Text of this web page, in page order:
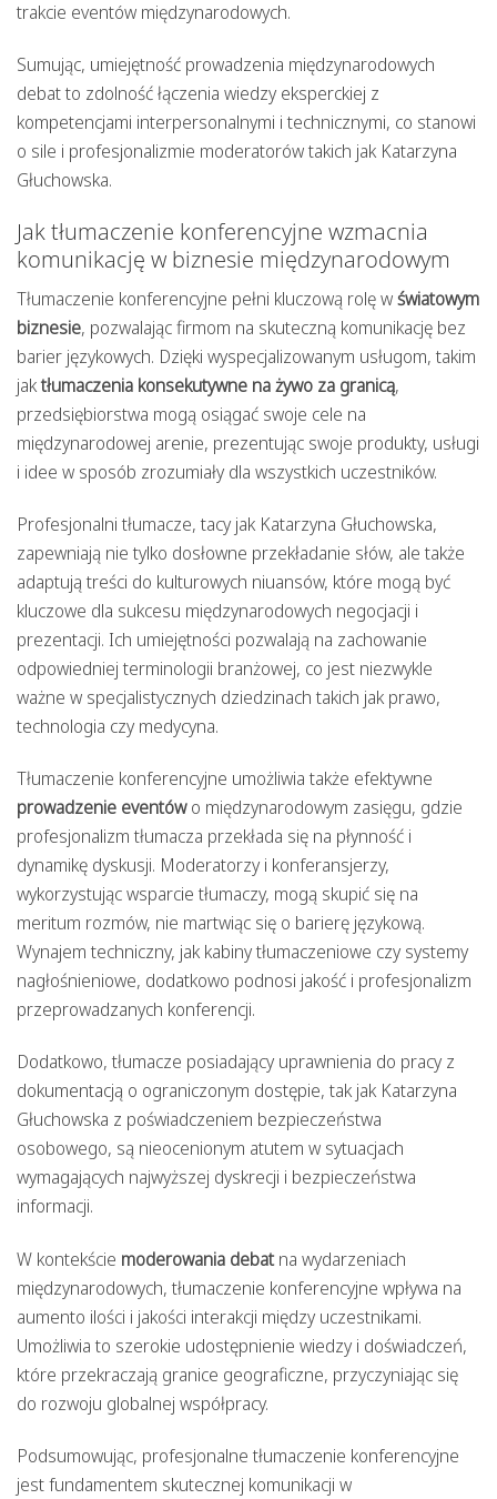
trakcie eventów międzynarodowych.
Sumując, umiejętność prowadzenia międzynarodowych
debat to zdolność łączenia wiedzy eksperckiej z
kompetencjami interpersonalnymi i technicznymi, co stanowi
o sile i profesjonalizmie moderatorów takich jak Katarzyna
Głuchowska.
Jak tłumaczenie konferencyjne wzmacnia
komunikację w biznesie międzynarodowym
Tłumaczenie konferencyjne pełni kluczową rolę wświatowym
biznesie, pozwalając firmom na skuteczną komunikację bez
barier językowych. Dzięki wyspecjalizowanym usługom, takim
jaktłumaczenia konsekutywne na żywo za granicą,
przedsiębiorstwa mogą osiągać swoje cele na
międzynarodowej arenie, prezentując swoje produkty, usługi
i idee w sposób zrozumiały dla wszystkich uczestników.
Profesjonalni tłumacze, tacy jak Katarzyna Głuchowska,
zapewniają nie tylko dosłowne przekładanie słów, ale także
adaptują treści do kulturowych niuansów, które mogą być
kluczowe dla sukcesu międzynarodowych negocjacji i
prezentacji. Ich umiejętności pozwalają na zachowanie
odpowiedniej terminologii branżowej, co jest niezwykle
ważne w specjalistycznych dziedzinach takich jak prawo,
technologia czy medycyna.
Tłumaczenie konferencyjne umożliwia także efektywne
prowadzenie eventówo międzynarodowym zasięgu, gdzie
profesjonalizm tłumacza przekłada się na płynność i
dynamikę dyskusji. Moderatorzy i konferansjerzy,
wykorzystując wsparcie tłumaczy, mogą skupić się na
meritum rozmów, nie martwiąc się o barierę językową.
Wynajem techniczny, jak kabiny tłumaczeniowe czy systemy
nagłośnieniowe, dodatkowo podnosi jakość i profesjonalizm
przeprowadzanych konferencji.
Dodatkowo, tłumacze posiadający uprawnienia do pracy z
dokumentacją o ograniczonym dostępie, tak jak Katarzyna
Głuchowska z poświadczeniem bezpieczeństwa
osobowego, są nieocenionym atutem w sytuacjach
wymagających najwyższej dyskrecji i bezpieczeństwa
informacji.
W kontekście moderowania debatna wydarzeniach
międzynarodowych, tłumaczenie konferencyjne wpływa na
aumento ilości i jakości interakcji między uczestnikami.
Umożliwia to szerokie udostępnienie wiedzy i doświadczeń,
które przekraczają granice geograficzne, przyczyniając się
do rozwoju globalnej współpracy.
Podsumowując, profesjonalne tłumaczenie konferencyjne
jest fundamentem skutecznej komunikacji w